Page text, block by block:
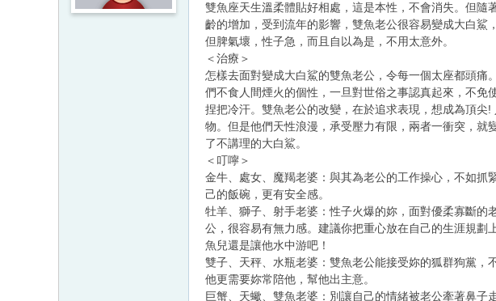
雙魚座天生溫柔體貼好相處，這是本性，不會消失。但隨
齡的增加，受到流年的影響，雙魚老公很容易變成大白鯊
但脾氣壞，性子急，而且自以為是，不用太意外。
＜治療＞
怎樣去面對變成大白鯊的雙魚老公，令每一個太座都頭痛
們不食人間煙火的個性，一旦對世俗之事認真起來，不免
捏把冷汗。雙魚老公的改變，在於追求表現，想成為頂尖!
物。但是他們天性浪漫，承受壓力有限，兩者一衝突，就
了不講理的大白鯊。
＜叮嚀＞
金牛、處女、魔羯老婆：與其為老公的工作操心，不如抓
己的飯碗，更有安全感。
牡羊、獅子、射手老婆：性子火爆的妳，面對優柔寡斷的
公，很容易有無力感。建議你把重心放在自己的生涯規劃
魚兒還是讓他水中游吧！
雙子、天秤、水瓶老婆：雙魚老公能接受妳的狐群狗黨，
他更需要妳常陪他，幫他出主意。
巨蟹、天蠍、雙魚老婆：別讓自己的情緒被老公牽著鼻子